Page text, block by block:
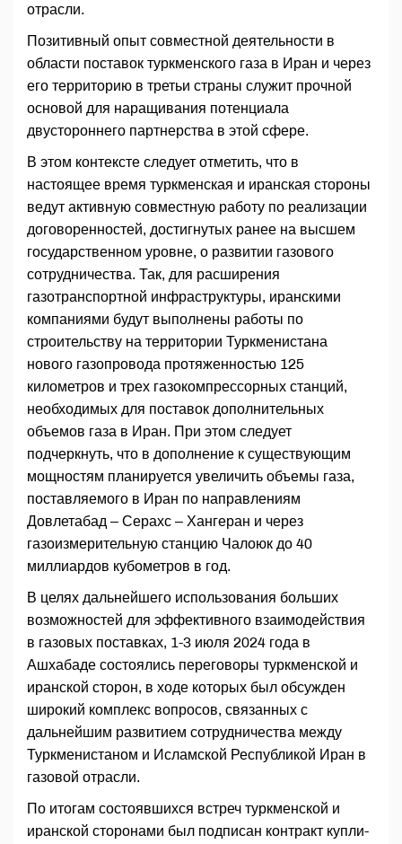
отрасли.
Позитивный опыт совместной деятельности в
области поставок туркменского газа в Иран и через
его территорию в третьи страны служит прочной
основой для наращивания потенциала
двустороннего партнерства в этой сфере.
В этом контексте следует отметить, что в
настоящее время туркменская и иранская стороны
ведут активную совместную работу по реализации
договоренностей, достигнутых ранее на высшем
государственном уровне, о развитии газового
сотрудничества. Так, для расширения
газотранспортной инфраструктуры, иранскими
компаниями будут выполнены работы по
строительству на территории Туркменистана
нового газопровода протяженностью 125
километров и трех газокомпрессорных станций,
необходимых для поставок дополнительных
объемов газа в Иран. При этом следует
подчеркнуть, что в дополнение к существующим
мощностям планируется увеличить объемы газа,
поставляемого в Иран по направлениям
Довлетабад – Серахс – Хангеран и через
газоизмерительную станцию Чалоюк до 40
миллиардов кубометров в год.
В целях дальнейшего использования больших
возможностей для эффективного взаимодействия
в газовых поставках, 1-3 июля 2024 года в
Ашхабаде состоялись переговоры туркменской и
иранской сторон, в ходе которых был обсужден
широкий комплекс вопросов, связанных с
дальнейшим развитием сотрудничества между
Туркменистаном и Исламской Республикой Иран в
газовой отрасли.
По итогам состоявшихся встреч туркменской и
иранской сторонами был подписан контракт купли-